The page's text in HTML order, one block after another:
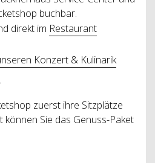
buchbar.
direkt im Restaurant
Konzert & Kulinarik
zuerst ihre Sitzplätze
können Sie das Genuss-Paket